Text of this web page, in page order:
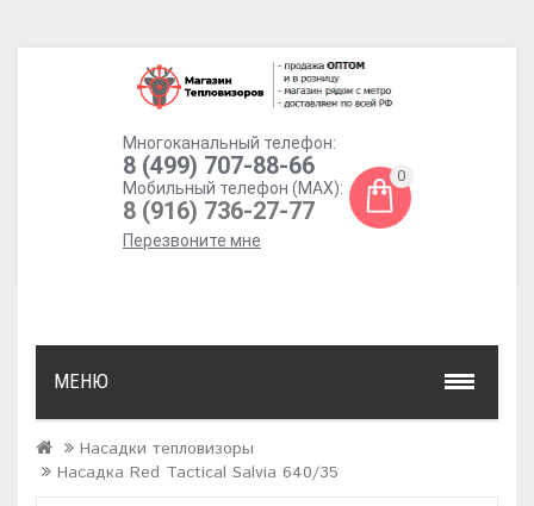
Многоканальный телефон:
8 (499) 707-88-66
Мобильный телефон (MAX):
8 (916) 736-27-77
Перезвоните мне
0
МЕНЮ
Насадки тепловизоры
Насадка Red Tactical Salvia 640/35